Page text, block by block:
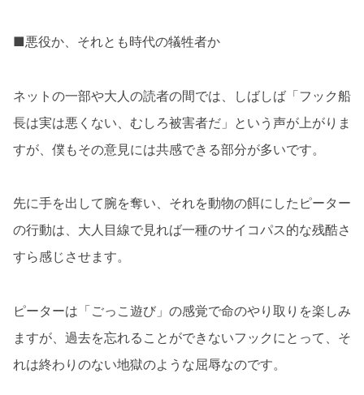
■悪役か、それとも時代の犠牲者か
ネットの一部や大人の読者の間では、しばしば「フック船
長は実は悪くない、むしろ被害者だ」という声が上がりま
すが、僕もその意見には共感できる部分が多いです。
先に手を出して腕を奪い、それを動物の餌にしたピーター
の行動は、大人目線で見れば一種のサイコパス的な残酷さ
すら感じさせます。
ピーターは「ごっこ遊び」の感覚で命のやり取りを楽しみ
ますが、過去を忘れることができないフックにとって、そ
れは終わりのない地獄のような屈辱なのです。